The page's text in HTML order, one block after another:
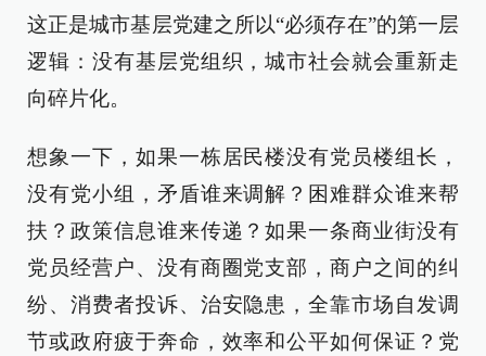
这正是城市基层党建之所以“必须存在”的第一层
逻辑：没有基层党组织，城市社会就会重新走
向碎片化。
想象一下，如果一栋居民楼没有党员楼组长，
没有党小组，矛盾谁来调解？困难群众谁来帮
扶？政策信息谁来传递？如果一条商业街没有
党员经营户、没有商圈党支部，商户之间的纠
纷、消费者投诉、治安隐患，全靠市场自发调
节或政府疲于奔命，效率和公平如何保证？党